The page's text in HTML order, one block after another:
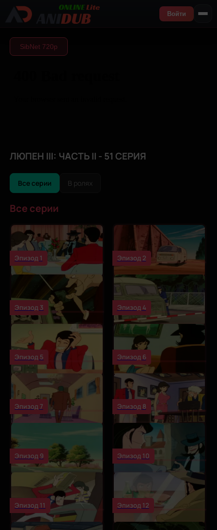
Войти
SibNet 720р
ЛЮПЕН III: ЧАСТЬ II - 51 СЕРИЯ
Все серии В ролях
Все серии
Эпизод 1 Эпизод 2
Эпизод 3 Эпизод 4
Эпизод 5 Эпизод 6
Эпизод 7 Эпизод 8
Эпизод 9 Эпизод 10
Эпизод 11 Эпизод 12